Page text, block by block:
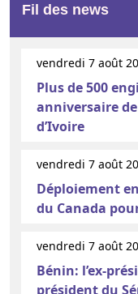
Fil des news
vendredi 7 août
Plus de 500
anniversaire
d’Ivoire
vendredi 7 août
Déploiement
du Canada pour
vendredi 7 août
Bénin: l’ex-
président du